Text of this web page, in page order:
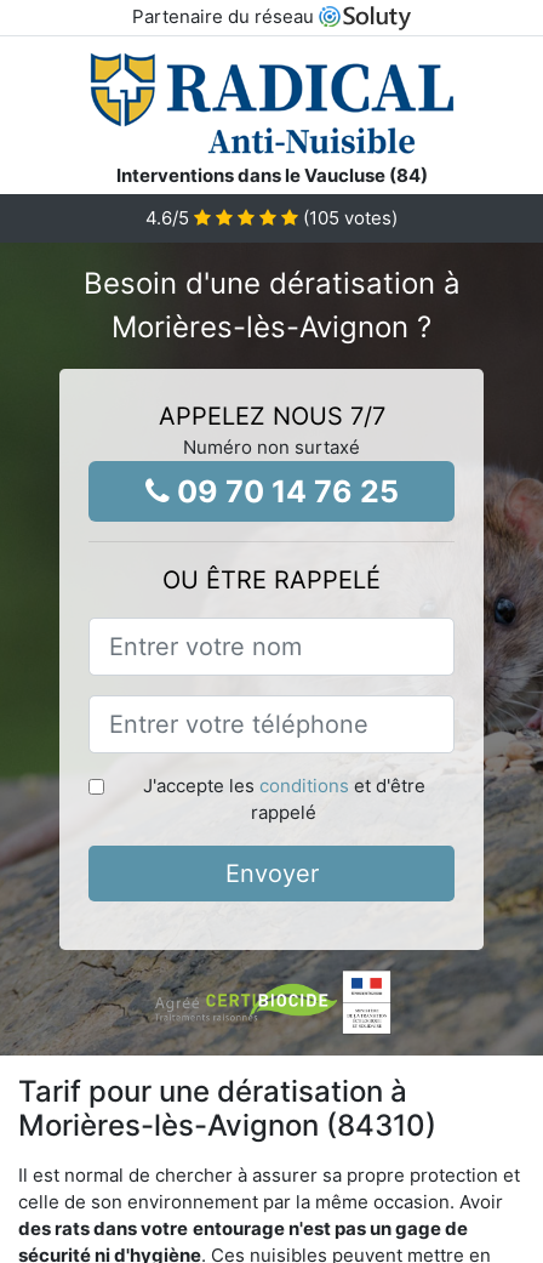
Partenaire du réseau
Interventions dans le Vaucluse (84)
4.6/5 (105 votes)
Besoin d'une dératisation à
Morières-lès-Avignon ?
APPELEZ NOUS 7/7
Numéro non surtaxé
09 70 14 76 25
OU ÊTRE RAPPELÉ
J'accepte les conditions et d'être
rappelé
Envoyer
Tarif pour une dératisation à
Morières-lès-Avignon (84310)
Il est normal de chercher à assurer sa propre protection et
celle de son environnement par la même occasion. Avoir
des rats dans votre entourage n'est pas un gage de
sécurité ni d'hygiène. Ces nuisibles peuvent mettre en